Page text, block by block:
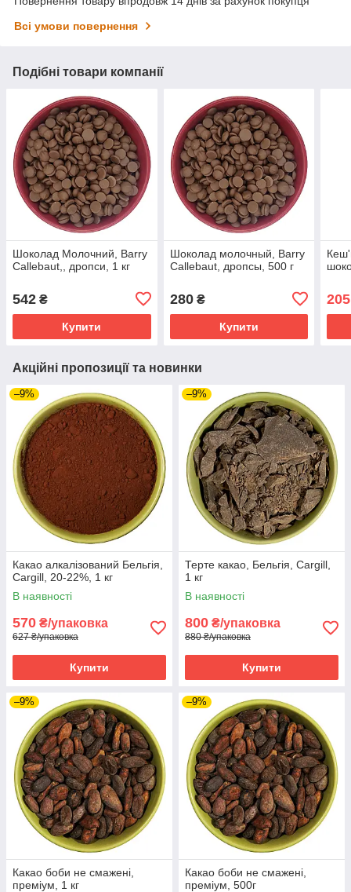
Всі умови повернення
Подібні товари компанії
Шоколад Молочний, Barry
Callebaut,, дропси, 1 кг
542 ₴
Купити
Шоколад молочный, Barry
Callebaut, дропсы, 500 г
280₴
Купити
205
Акційні пропозиції та новинки
–9%
Какао алкалізований Бельгія,
Cargill, 20-22%, 1 кг
В наявності
570 ₴/упаковка
627 ₴/упаковка
Купити
–9%
Терте какао, Бельгія, Cargill,
1 кг
В наявності
800 ₴/упаковка
880 ₴/упаковка
Купити
–9%
Какао боби не смажені,
преміум, 1 кг
–9%
Какао боби не смажені,
преміум, 500г